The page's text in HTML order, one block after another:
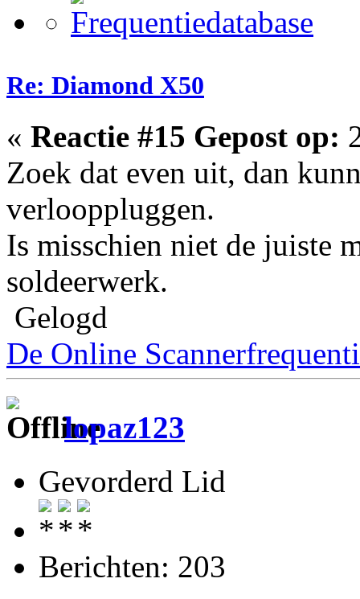
Re: Diamond X50
« Reactie #15 Gepost op:
Zoek dat even uit, dan
verlooppluggen.
Is misschien niet de juiste
soldeerwerk.
Gelogd
De Online
lopaz123
Gevorderd Lid
Berichten: 203